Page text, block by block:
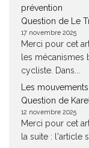
prévention
Question de Le
17 novembre 2025
Merci pour cet
les
cycliste. Dans...
Les
Question de
12 novembre 2025
Merci pour cet
la suite : l'article